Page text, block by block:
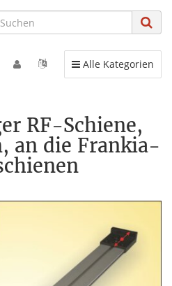
Toggle navigation
Alle Kategorien
RF-Schiene,
an die Frankia-